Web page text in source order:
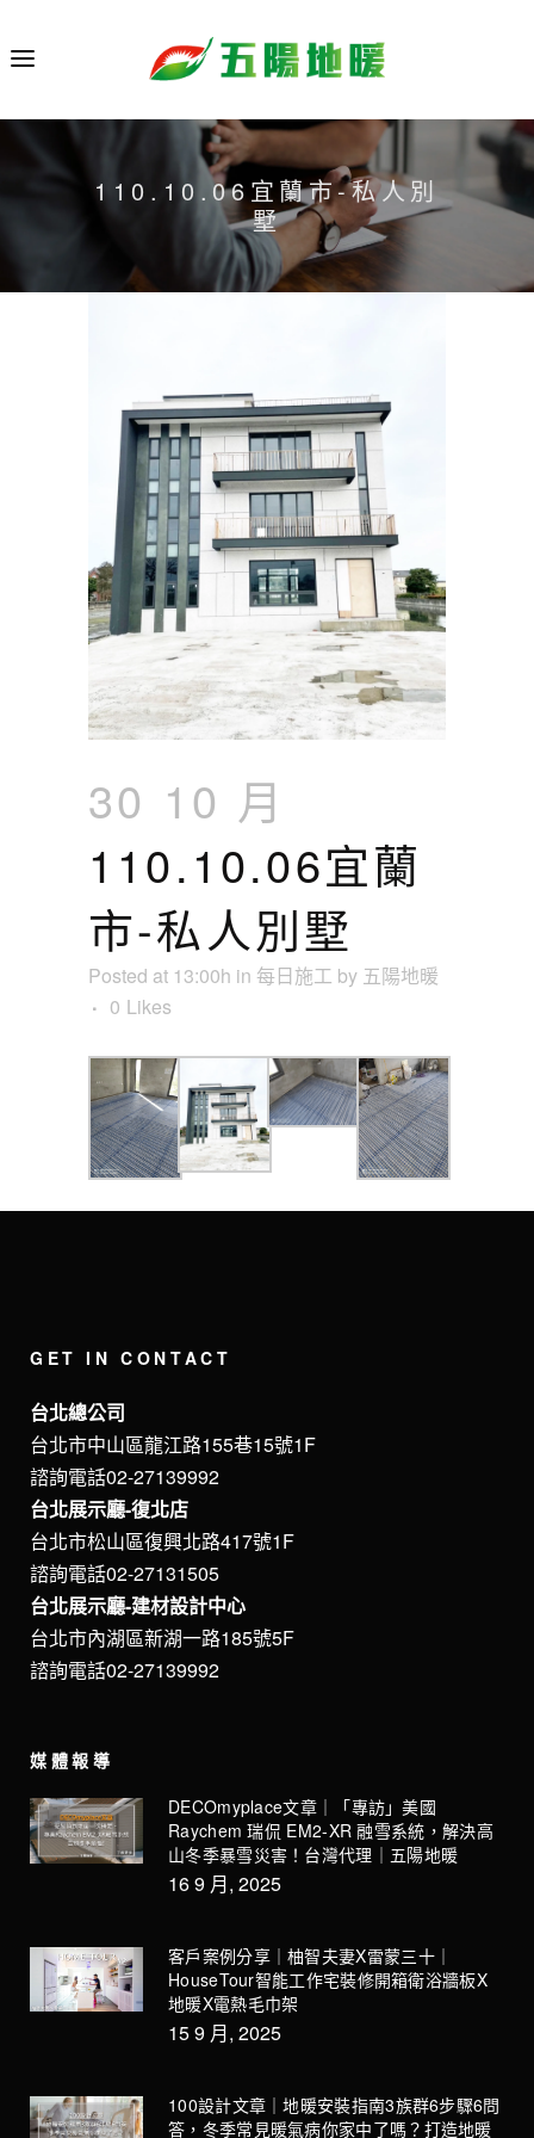
110.10.06宜蘭市-私人別
墅
30 10 月
110.10.06宜蘭
市-私人別墅
Posted at 13:00h in 每日施工 by 五陽地暖
0 Likes
GET IN CONTACT
台北總公司
台北市中山區龍江路155巷15號1F
諮詢電話02-27139992
台北展示廳-復北店
台北市松山區復興北路417號1F
諮詢電話02-27131505
台北展示廳-建材設計中心
台北市內湖區新湖一路185號5F
諮詢電話02-27139992
媒體報導
DECOmyplace文章｜「專訪」美國
Raychem 瑞侃 EM2-XR 融雪系統，解決高
山冬季暴雪災害！台灣代理｜五陽地暖
16 9 月, 2025
客戶案例分享｜柚智夫妻X雷蒙三十｜
HouseTour智能工作宅裝修開箱衛浴牆板X
地暖X電熱毛巾架
15 9 月, 2025
100設計文章｜地暖安裝指南3族群6步驟6問
答，冬季常見暖氣病你家中了嗎？打造地暖